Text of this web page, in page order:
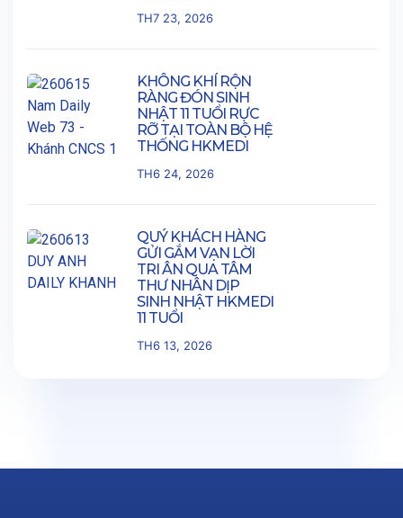
TH7 23, 2026
KHÔNG KHÍ RỘN
RÀNG ĐÓN SINH
NHẬT 11 TUỔI RỰC
RỠ TẠI TOÀN BỘ HỆ
THỐNG HKMEDI
TH6 24, 2026
QUÝ KHÁCH HÀNG
GỬI GẮM VẠN LỜI
TRI ÂN QUA TÂM
THƯ NHÂN DỊP
SINH NHẬT HKMEDI
11 TUỔI
TH6 13, 2026